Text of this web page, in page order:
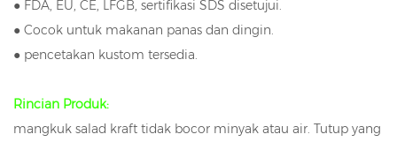
● FDA, EU, CE, LFGB, sertifikasi SDS disetujui.
● Cocok untuk makanan panas dan dingin.
● pencetakan kustom tersedia.
Rincian Produk:
mangkuk salad kraft tidak bocor minyak atau air. Tutup yang